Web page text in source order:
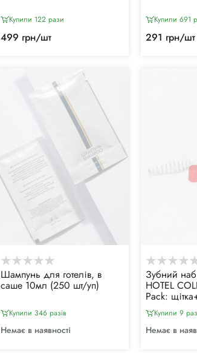
Купили 122 рази
499 грн/шт
Купили 691
291 грн/шт
Шампунь для готелів, в
саше 10мл (250 шт/уп)
Купили 346 разiв
Немає в наявності
Зубний
HOTEL
Pack:
Купили 9
Немає в